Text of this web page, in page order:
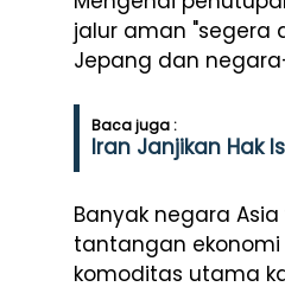
jalur aman "segera
Jepang dan
Baca juga :
Iran Janjikan Hak
Banyak negara
tantangan
komoditas utama